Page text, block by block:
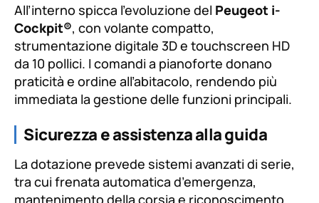
All’interno spicca l’evoluzione del Peugeot i-
Cockpit®, con volante compatto,
strumentazione digitale 3D e touchscreen HD
da 10 pollici. I comandi a pianoforte donano
praticità e ordine all’abitacolo, rendendo più
immediata la gestione delle funzioni principali.
Sicurezza e assistenza alla guida
La dotazione prevede sistemi avanzati di serie,
tra cui frenata automatica d’emergenza,
mantenimento della corsia e riconoscimento